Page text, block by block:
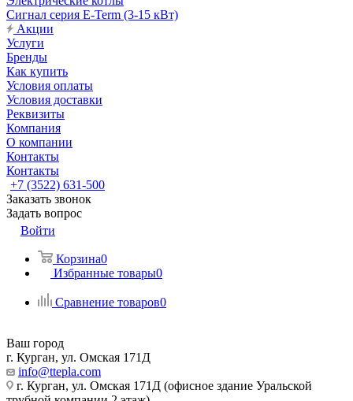
Сигнал серия E-Term (3-15 кВт)
Акции
Услуги
Бренды
Как купить
Условия оплаты
Условия доставки
Реквизиты
Компания
О компании
Контакты
Контакты
+7 (3522) 631-500
Заказать звонок
Задать вопрос
Войти
Корзина0
Избранные товары0
Сравнение товаров0
Ваш город
г. Курган, ул. Омская 171Д
info@ttepla.com
г. Курган, ул. Омская 171Д (офисное здание Уральской